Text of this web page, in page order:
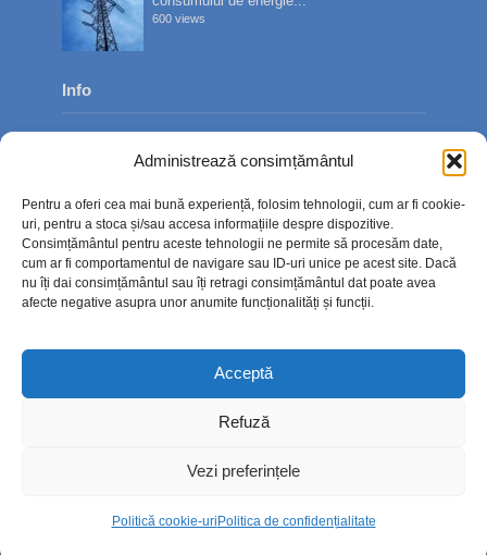
Administrează consimțământul
Pentru a oferi cea mai bună experiență, folosim tehnologii, cum ar fi cookie-
uri, pentru a stoca și/sau accesa informațiile despre dispozitive.
Consimțământul pentru aceste tehnologii ne permite să procesăm date,
cum ar fi comportamentul de navigare sau ID-uri unice pe acest site. Dacă
nu îți dai consimțământul sau îți retragi consimțământul dat poate avea
afecte negative asupra unor anumite funcționalități și funcții.
Acceptă
Refuză
Vezi preferințele
Politică cookie-uriPolitica de confidențialitate
600 views
Info
Contact
Politica de confidențialitate
Politică cookie-uri (UE)
Copyright © 2026. TimpOnline.ro